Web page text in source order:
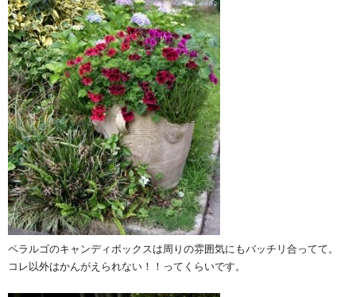
ペラルゴのキャンディボックスは周りの雰囲気にもバッチリ合ってて。
コレ以外はかんがえられない！！ってくらいです。